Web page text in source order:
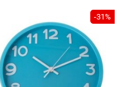
-31%